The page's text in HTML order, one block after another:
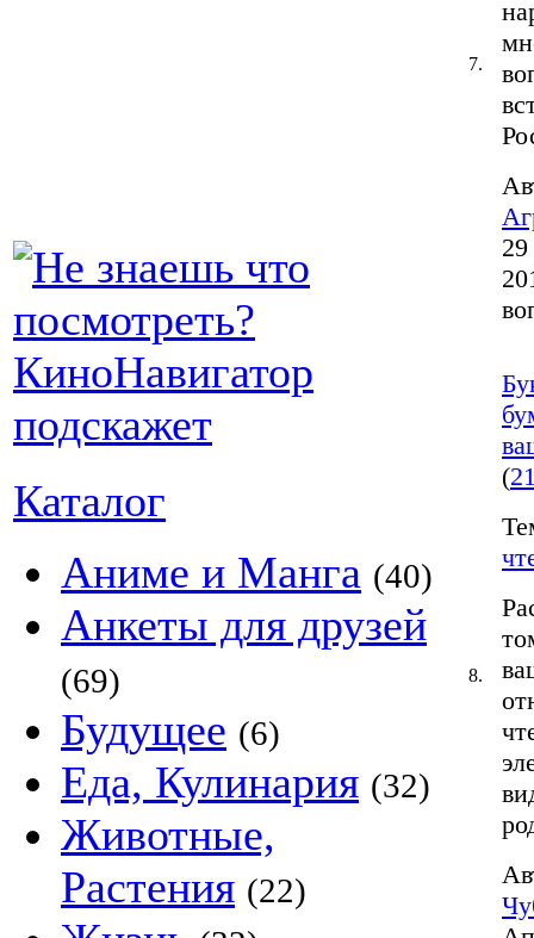
Каталог
Аниме и Манга (40)
Анкеты для друзей
(69)
Будущее (6)
Еда, Кулинария (32)
Животные,
Растения (22)
7.
8.
(